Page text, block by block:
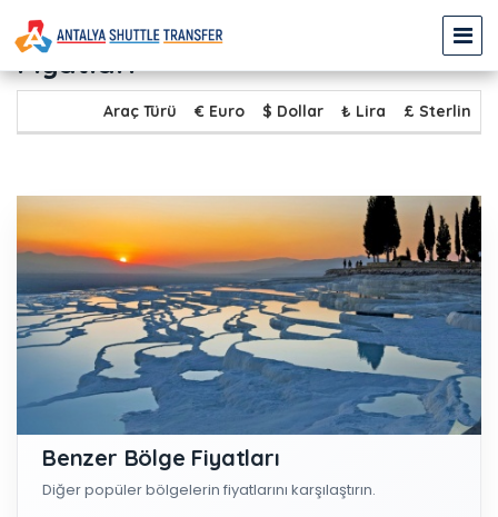
TÜRKLER - PAMUKKALE Transfer
Fiyatları
Araç Türü € Euro $ Dollar ₺ Lira £ Sterlin
Benzer Bölge Fiyatları
Diğer popüler bölgelerin fiyatlarını karşılaştırın.